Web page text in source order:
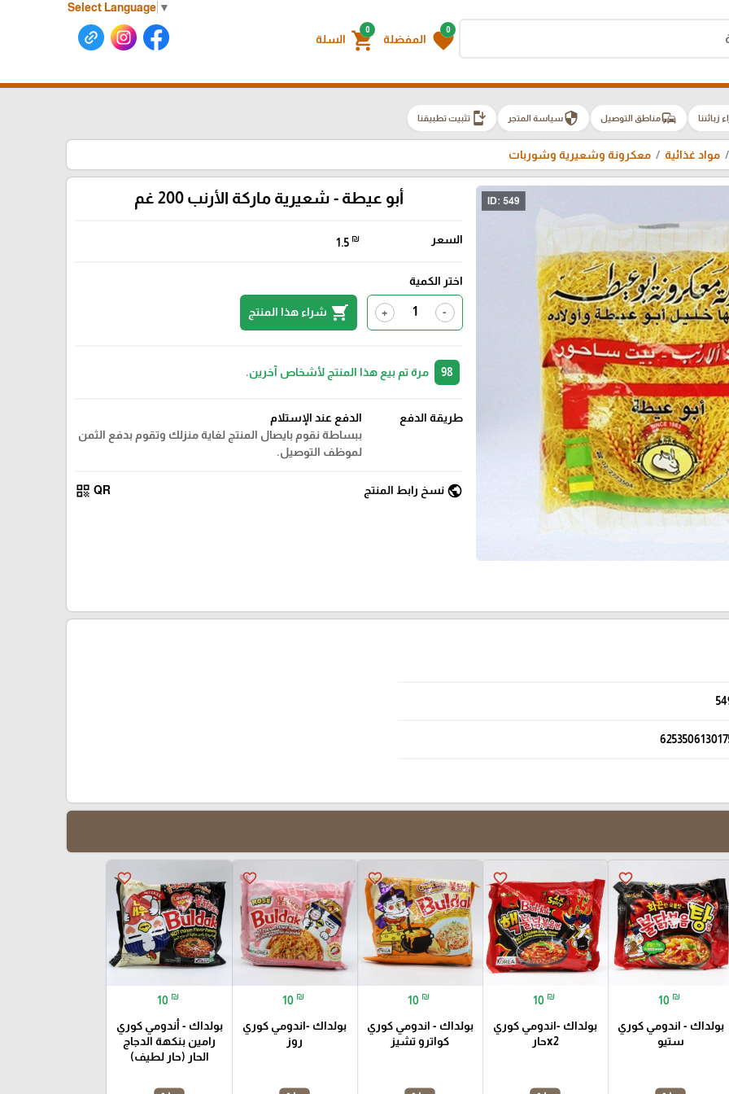
Select Language ▼
0
favorite المفضلة
0
shopping_cart السلة
زبائننا commuteمناطق التوصيل securityسياسة المتجر install_mobileتثبيت تطبيقنا
مواد غذائية معكرونة وشعيرية وشوربات
أبو عيطة - شعيرية ماركة الأرنب 200 غم
السعر 1.5 ₪
اختر الكمية
-
+
shopping_cart شراء هذا المنتج
مرة تم بيع هذا المنتج لأشخاص آخرين.
طريقة الدفع
الدفع عند الإستلام
ببساطة نقوم بايصال المنتج لغاية منزلك وتقوم بدفع الثمن
لموظف التوصيل.
public نسخ رابط المنتج QR
qr_code
favorite_border
10 ₪
بولداك - اندومي كوري
ستيو
favorite_border
10 ₪
بولداك -اندومي كوري
x2حار
favorite_border
10 ₪
بولداك - اندومي كوري
كواترو تشيز
favorite_border
10 ₪
بولداك -اندومي كوري
روز
favorite_border
10 ₪
بولداك - أندومي كوري
رامين بنكهة الدجاج
الحار (حار لطيف)